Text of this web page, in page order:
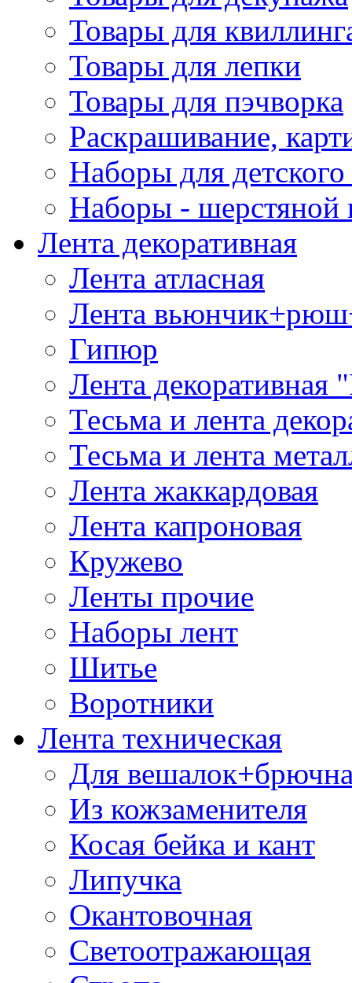
Товары для
Товары для лепки
Товары для пэчворка
Раскрашивание,
Наборы для
Наборы - шерстяной
Лента декоративная
Лента атласная
Лента
Гипюр
Лента декоративная
Тесьма и лента
Тесьма и лента
Лента жаккардовая
Лента капроновая
Кружево
Ленты прочие
Наборы лент
Шитье
Воротники
Лента техническая
Для
Из кожзаменителя
Косая бейка и кант
Липучка
Окантовочная
Светоотражающая